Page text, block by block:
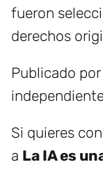
fueron
derechos
Publicado por
Si quieres
a La IA es